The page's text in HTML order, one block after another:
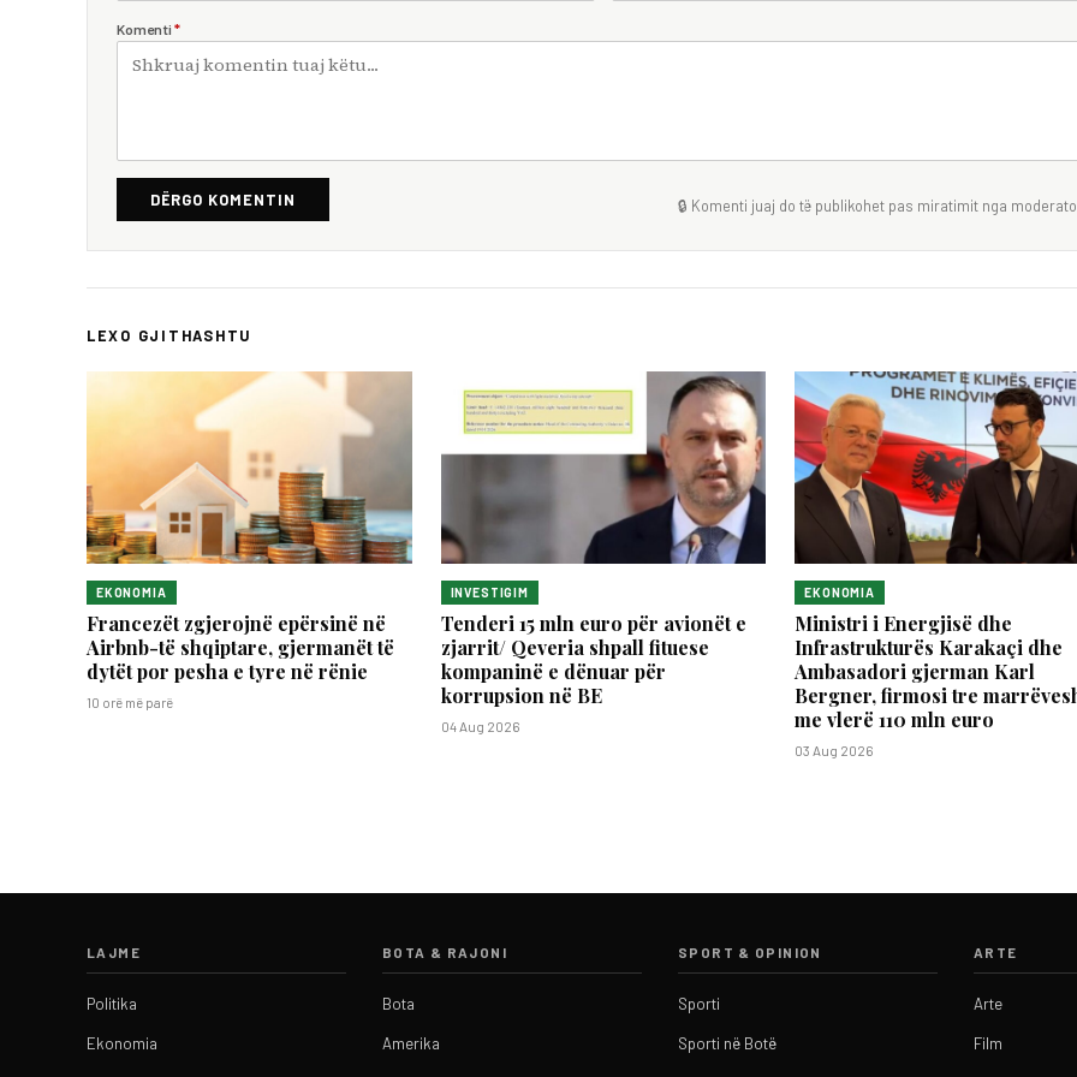
Komenti *
DËRGO KOMENTIN 🔒 Komenti juaj do të publikohet pas miratimit nga
LEXO GJITHASHTU
EKONOMIA
Francezët zgjerojnë epërsinë në
Airbnb-të shqiptare, gjermanët të
dytët por pesha e tyre në rënie
10 orë më parë
INVESTIGIM
Tenderi 15 mln euro për avionët e
zjarrit/ Qeveria shpall fituese
kompaninë e dënuar për
korrupsion në BE
04 Aug 2026
EKONOMIA
Ministri i Energjisë dhe
Infrastrukturës Karakaçi dhe
Ambasadori gjerman Karl
Bergner, firmosi tre
me vlerë 110 mln euro
03 Aug 2026
LAJME
Politika
Ekonomia
BOTA & RAJONI
Bota
Amerika
SPORT & OPINION
Sporti
Sporti në Botë
ARTE
Arte
Film